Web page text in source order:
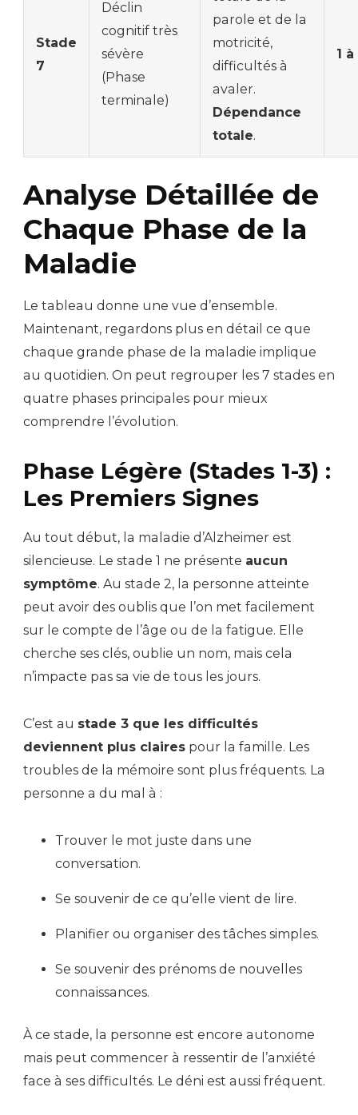
Stade
7
Déclin
cognitif très
sévère
(Phase
terminale)
parole et de la
motricité,
difficultés à
avaler.
Dépendance
totale.
1
Analyse Détaillée de
Chaque Phase de la
Maladie
Le tableau donne une vue d’ensemble.
Maintenant, regardons plus en détail ce que
chaque grande phase de la maladie implique
au quotidien. On peut regrouper les 7 stades en
quatre phases principales pour mieux
comprendre l’évolution.
Phase Légère (Stades 1-3) :
Les Premiers Signes
Au tout début, la maladie d’Alzheimer est
silencieuse. Le stade 1 ne présente aucun
symptôme. Au stade 2, la personne atteinte
peut avoir des oublis que l’on met facilement
sur le compte de l’âge ou de la fatigue. Elle
cherche ses clés, oublie un nom, mais cela
n’impacte pas sa vie de tous les jours.
C’est au stade 3 que les difficultés
deviennent plus claires pour la famille. Les
troubles de la mémoire sont plus fréquents. La
personne a du mal à :
Trouver le mot juste dans une
conversation.
Se souvenir de ce qu’elle vient de lire.
Planifier ou organiser des tâches simples.
Se souvenir des prénoms de nouvelles
connaissances.
À ce stade, la personne est encore autonome
mais peut commencer à ressentir de l’anxiété
face à ses difficultés. Le déni est aussi fréquent.